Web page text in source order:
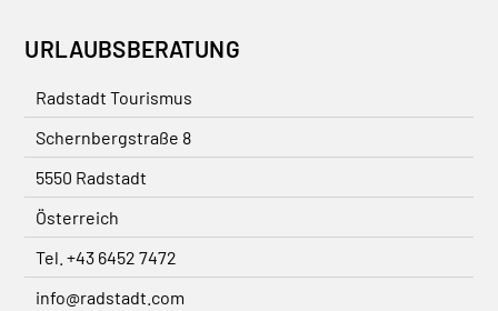
URLAUBSBERATUNG
Radstadt Tourismus
Schernbergstraße 8
5550 Radstadt
Österreich
Tel. +43 6452 7472
info@radstadt.com